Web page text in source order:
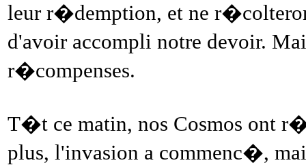
leur r�demption, et ne
d'avoir accompli notre devoir.
r�compenses.
T�t ce matin, nos Cosmos ont
plus, l'invasion a commenc�,